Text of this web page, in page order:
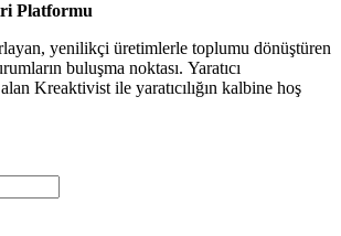
Platformu
yenilikçi üretimlerle toplumu dönüştüren
buluşma noktası. Yaratıcı
Kreaktivist ile yaratıcılığın kalbine hoş